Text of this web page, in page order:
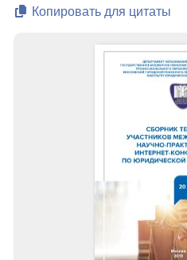
Копировать для цитаты